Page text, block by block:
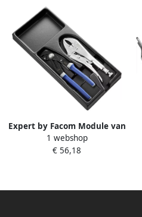
Expert by Facom Module van
2 Tangen met Verstelbare
Bekken E194944
1 webshop
€ 56,18